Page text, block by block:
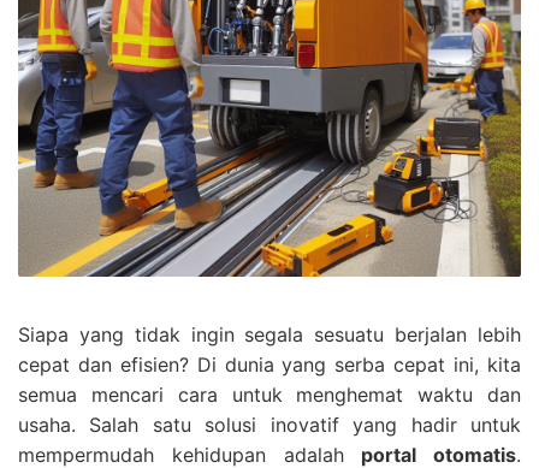
Siapa yang tidak ingin segala sesuatu berjalan lebih
cepat dan efisien? Di dunia yang serba cepat ini, kita
semua mencari cara untuk menghemat waktu dan
usaha. Salah satu solusi inovatif yang hadir untuk
mempermudah kehidupan adalah portal otomatis.